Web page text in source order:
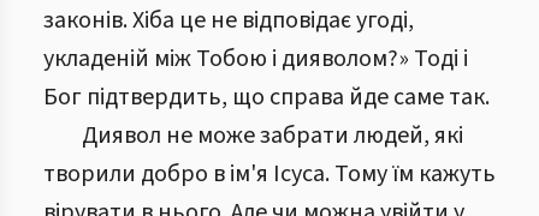
законів. Хіба це не відповідає угоді,
укладеній між Тобою і дияволом?» Тоді і
Бог підтвердить, що справа йде саме так.
Диявол не може забрати людей, які
творили добро в ім'я Ісуса. Тому їм кажуть